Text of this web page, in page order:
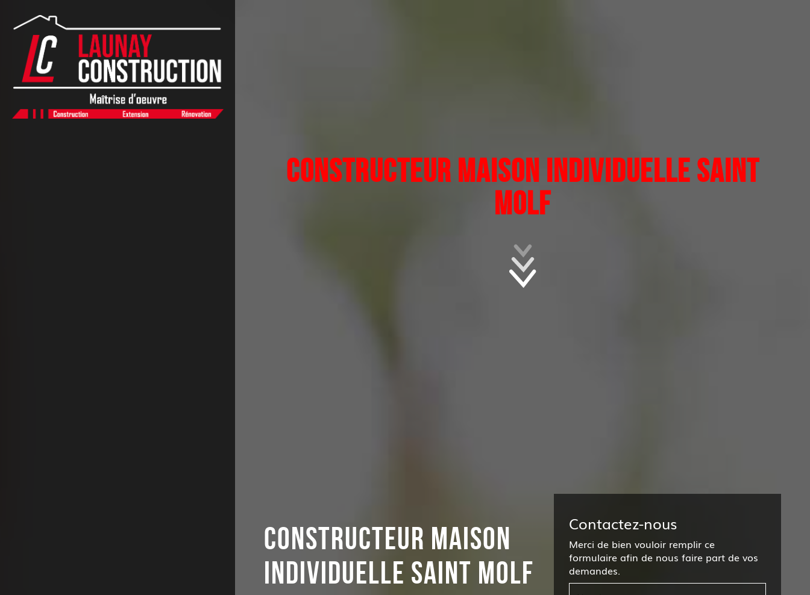
CONSTRUCTEUR MAISON INDIVIDUELLE SAINT
MOLF
CONSTRUCTEUR MAISON
INDIVIDUELLE SAINT MOLF
Contactez-nous
Merci de bien vouloir remplir ce
formulaire afin de nous faire part de vos
demandes.